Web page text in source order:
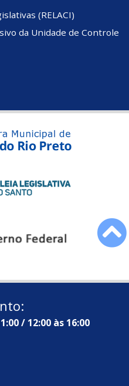
(RELACI)
da Unidade de Controle
/ 12:00 às 16:00